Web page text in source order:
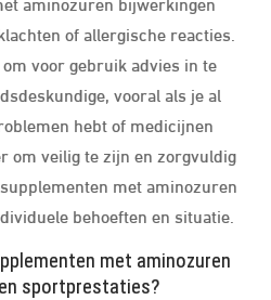
of allergische reacties.
voor gebruik advies in te
vooral als je al
hebt of medicijnen
om veilig te zijn en zorgvuldig
met aminozuren
behoeften en situatie.
met aminozuren
sportprestaties?